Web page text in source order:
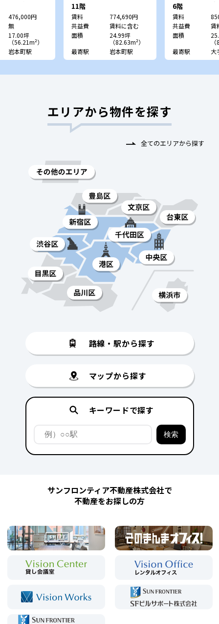
476,000円
無
17.00坪
（56.21m²）
岩本町駅
11階
賃料
774,690円
共益費
賃料に含む
面積
24.99坪
（82.63m²）
最寄駅
岩本町駅
（旧：CRC北
6階
賃料
共益費
賃
面積
最寄駅
大
エリアから物件を探す
全てのエリアから探す
路線・駅から探す
マップから探す
キーワードで探す
サンフロンティア不動産株式会社で
不動産をお探しの方